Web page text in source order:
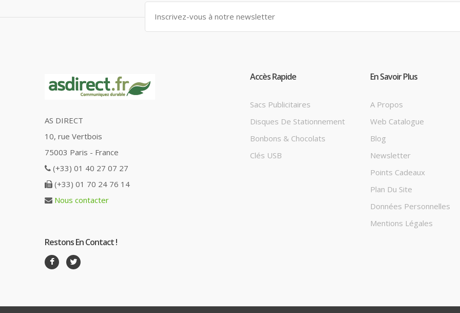
AS DIRECT
10, rue Vertbois
75003 Paris - France
(+33) 01 40 27 07 27
(+33) 01 70 24 76 14
Nous contacter
Restons En Contact !
Accès Rapide
Sacs Publicitaires
Disques De Stationnement
Bonbons & Chocolats
Clés USB
En Savoir Plus
A Propos
Web Catalogue
Blog
Newsletter
Points Cadeaux
Plan Du Site
Données Personnelles
Mentions Légales